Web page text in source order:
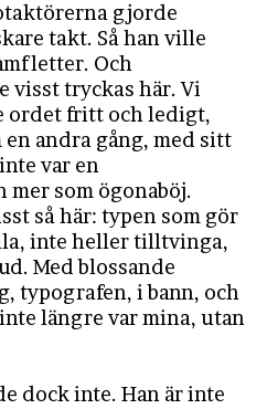
gjorde
takt. Så han ville
Och
visst tryckas här. Vi
ordet fritt och ledigt,
andra gång, med sitt
var en
som ögonaböj.
så här: typen som gör
inte heller tilltvinga,
Med blossande
typografen, i bann, och
längre var mina, utan
dock inte. Han är inte